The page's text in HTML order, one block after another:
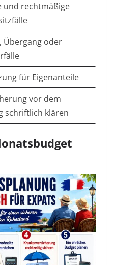
und rechtmäßige
Übergang oder
für Eigenanteile
vor dem
schriftlich klären